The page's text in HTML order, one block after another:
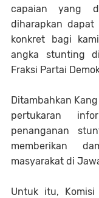
capaian yang
diharapkan dapat
konkret bagi
angka stunting
Fraksi Partai
Ditambahkan
pertukaran
penanganan
memberikan
masyarakat di
Untuk itu,